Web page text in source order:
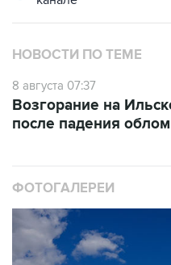
НОВОСТИ ПО ТЕМЕ
8 августа 07:37
Возгорание на
после падения
ФОТОГАЛЕРЕИ